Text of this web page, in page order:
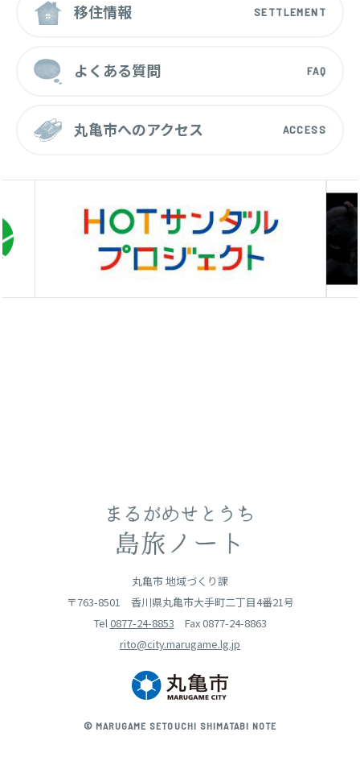
SETTLEMENT
移住情報
FAQ
よくある質問
ACCESS
丸亀市へのアクセス
丸亀市 地域づくり課
〒763-8501
香川県丸亀市大手町二丁目4番21号
Tel 0877-24-8853
Fax 0877-24-8863
rito@city.marugame.lg.jp
© MARUGAME SETOUCHI SHIMATABI NOTE